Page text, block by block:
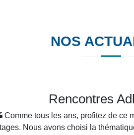
NOS
Voyage